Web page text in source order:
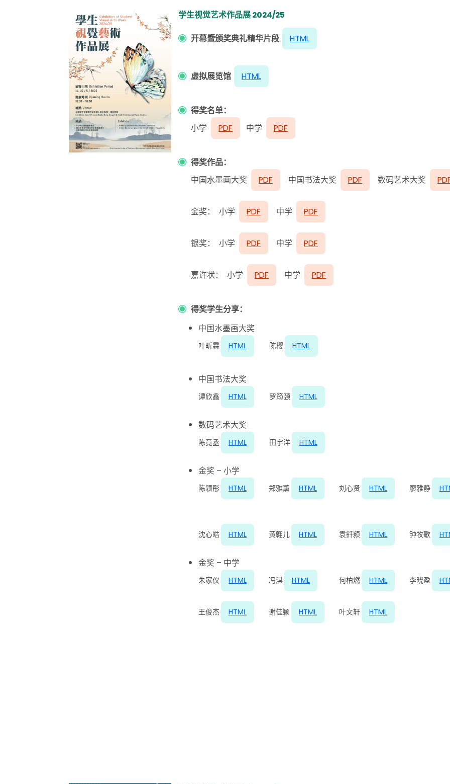
学生视觉艺术作品展 2024/25
开幕暨颁奖典礼精华片段 HTML
虚拟展览馆 HTML
得奖名单：
小学
PDF 中学 PDF
得奖作品：
中国水墨画大奖
PDF 中国书法大奖 PDF 数码艺术大奖
金奖： 小学 PDF 中学 PDF
银奖： 小学 PDF 中学 PDF
嘉许状： 小学 PDF 中学 PDF
得奖学生分享：
中国水墨画大奖
叶昕霖 HTML 陈樱 HTML
中国书法大奖
谭欣鑫 HTML 罗筠颐 HTML
数码艺术大奖
陈竟丞 HTML 田宇洋 HTML
金奖 – 小学
陈颖彤 HTML 郑雅薰 HTML 刘心贤 HTML 廖雅静
沈心皓 HTML 黄翱儿 HTML 袁釺颍 HTML 钟牧歌
金奖 – 中学
朱家仪 HTML 冯淇 HTML 何柏燃 HTML 李晓盈
王俊杰 HTML 谢佳颖 HTML 叶文轩 HTML